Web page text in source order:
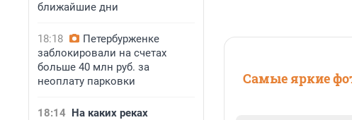
ближайшие дни
18:18
Петербурженке
заблокировали на счетах
больше 40 млн руб. за
неоплату парковки
18:14 На каких реках
Самые яркие